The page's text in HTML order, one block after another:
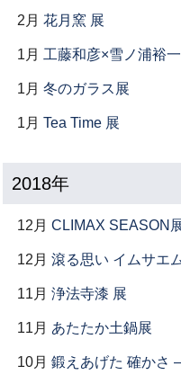
2月 花月窯 展
1月 工藤和彦×雪ノ浦裕
1月 冬のガラス展
1月 Tea Time 展
2018年
12月 CLIMAX SEASON
12月 滾る思い イムサエ
11月 浄法寺漆 展
11月 あたたか土鍋展
10月 鍛えあげた 確かさ